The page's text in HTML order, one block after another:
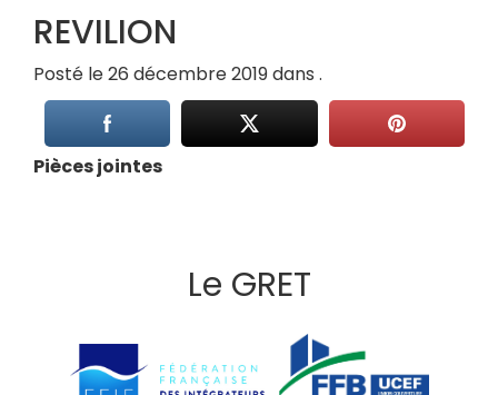
REVILION
Posté le 26 décembre 2019 dans .
Pièces jointes
Le GRET